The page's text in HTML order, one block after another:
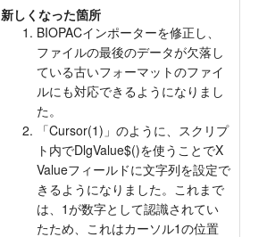
新しくなった箇所
BIOPACインポーターを修正し、
ファイルの最後のデータが欠落し
ている古いフォーマットのファイ
ルにも対応できるようになりまし
た。
「Cursor(1)」のように、スクリプ
ト内でDlgValue$()を使うことでX
Valueフィールドに文字列を設定で
きるようになりました。これまで
は、1が数字として認識されてい
たため、これはカーソル1の位置